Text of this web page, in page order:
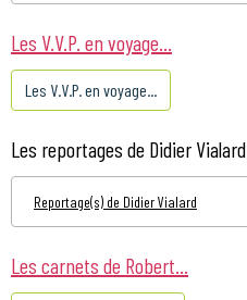
Les V.V.P. en voyage...
Les V.V.P. en voyage...
Les reportages de Didier Vialard
Reportage(s) de Didier Vialard
Les carnets de Robert...